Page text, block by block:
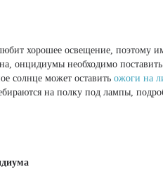
хорошее освещение, поэтому
онцидиумы необходимо
солнце может оставить ожоги на
на полку под лампы,